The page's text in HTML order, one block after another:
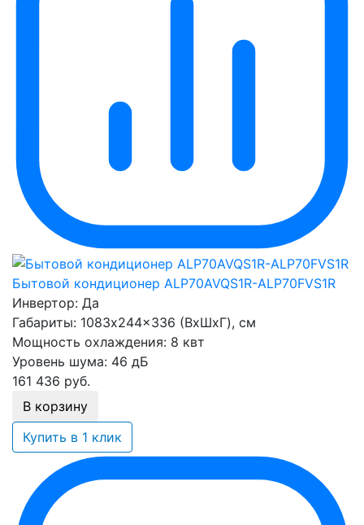
Бытовой кондиционер ALP70AVQS1R-ALP70FVS1R
Инвертор: Да
Габариты: 1083x244x336 (ВхШхГ), см
Мощность охлаждения: 8 квт
Уровень шума: 46 дБ
161 436 руб.
В корзину
Купить в 1 клик